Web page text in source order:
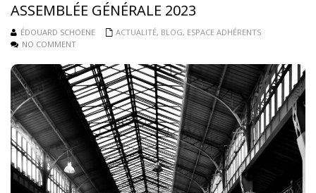
ASSEMBLÉE GÉNÉRALE 2023
ÉDOUARD SCHOENE ACTUALITÉ, BLOG, ESPACE ADHÉRENTS
NO COMMENT